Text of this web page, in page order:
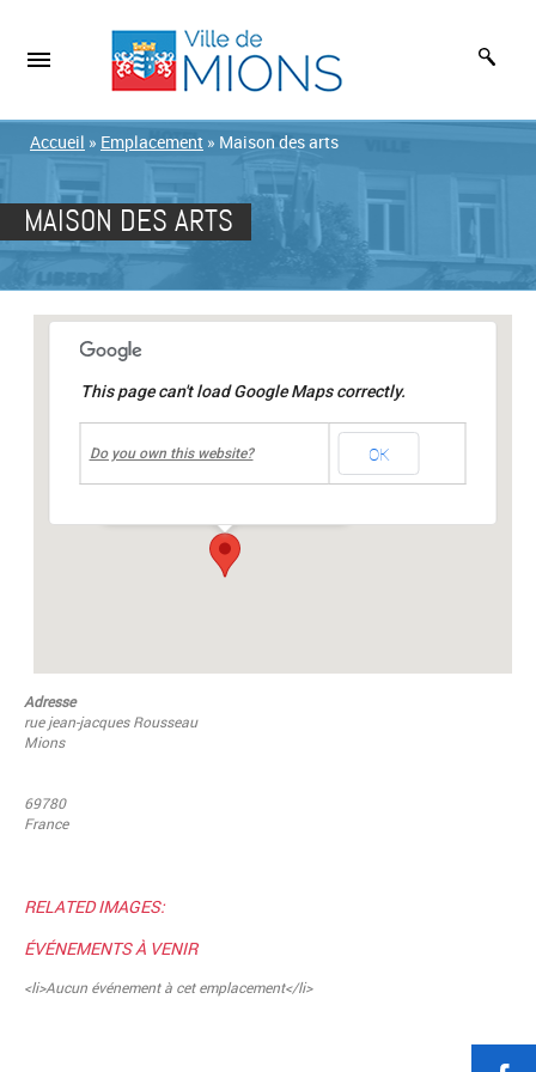
Accueil » Emplacement » Maison des arts
MAISON DES ARTS
Maison des arts
Mions
This page can't load Google Maps correctly.
Do you own this website? OK
Adresse
rue jean-jacques Rousseau
Mions
69780
France
RELATED IMAGES:
ÉVÉNEMENTS À VENIR
<li>Aucun événement à cet emplacement</li>